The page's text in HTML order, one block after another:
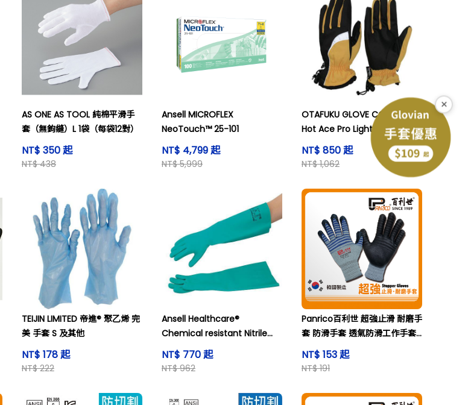
AS ONE AS TOOL 純棉平滑手
套（無鉤縫）L 1袋（每袋12對）
NT$ 350 起
NT$ 438
Ansell MICROFLEX
NeoTouch™ 25-101
NT$ 4,799 起
NT$ 5,999
OTAFUKU GLOVE CO., LTD.
Hot Ace Pro Light （反射式）
紅 x 黑色 M 等等
NT$ 850 起
NT$ 1,062
TEIJIN LIMITED 帝進® 聚乙烯 完
美 手套 S 及其他
NT$ 178 起
NT$ 222
Ansell Healthcare®
Chemical resistant Nitrile
gloves (Alphatec Solvex,
Thick) Mand others
NT$ 770 起
NT$ 962
Panrico百利世 超強止滑 耐磨手
套 防滑手套 透氣防滑工作手套
PS-200
NT$ 153 起
NT$ 191
×